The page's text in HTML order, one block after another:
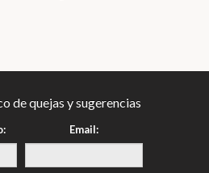
de quejas y sugerencias
Email: